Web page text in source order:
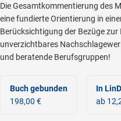
Die Gesamtkommentierung des
eine fundierte Orientierung in
Berücksichtigung der Bezüge
unverzichtbares
und beratende Berufsgruppen!
Buch gebunden
198,00 €
In
ab